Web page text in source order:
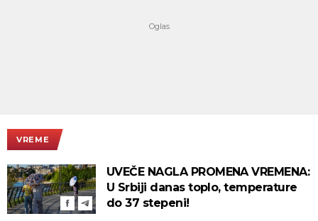
VREME
UVEČE NAGLA PROMENA VREMENA:
U Srbiji danas toplo, temperature
do 37 stepeni!